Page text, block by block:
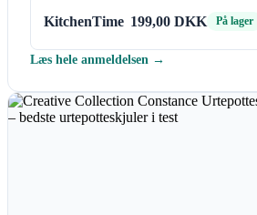
KitchenTime 199,00 DKK På lager
Læs hele anmeldelsen →